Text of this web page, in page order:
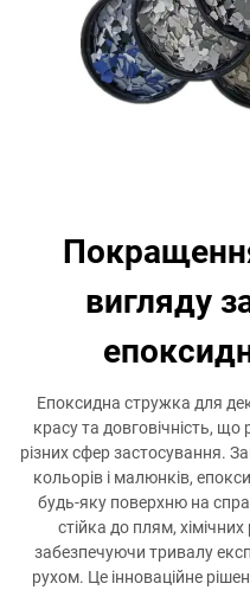
вигляду
Епоксидна стружка для
красу та довговічність, що
різних сфер застосування.
кольорів і малюнків,
будь-яку поверхню на
стійка до плям,
забезпечуючи тривалу
рухом. Це інноваційне